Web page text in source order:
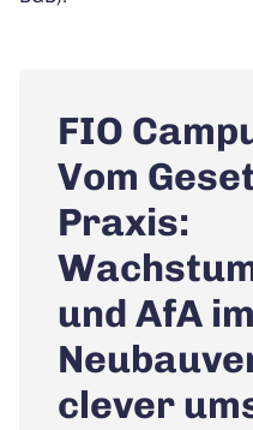
FIO
Vom
Praxis:
und AfA im
clever